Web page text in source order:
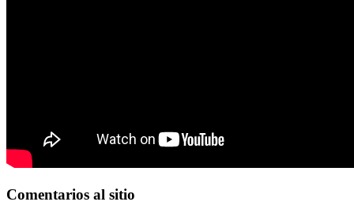
Comentarios al sitio